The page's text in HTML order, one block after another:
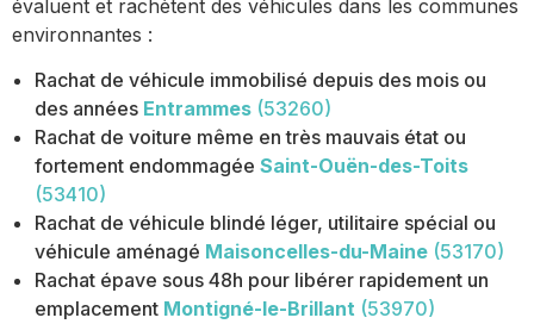
évaluent et rachètent des véhicules dans les communes
environnantes :
Rachat de véhicule immobilisé depuis des mois ou
des années Entrammes (53260)
Rachat de voiture même en très mauvais état ou
fortement endommagée Saint-Ouën-des-Toits
(53410)
Rachat de véhicule blindé léger, utilitaire spécial ou
véhicule aménagé Maisoncelles-du-Maine (53170)
Rachat épave sous 48h pour libérer rapidement un
emplacement Montigné-le-Brillant (53970)